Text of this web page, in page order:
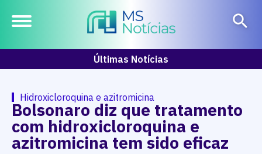
Últimas Notícias
Hidroxicloroquina e azitromicina
Bolsonaro diz que tratamento
com hidroxicloroquina e
azitromicina tem sido eficaz